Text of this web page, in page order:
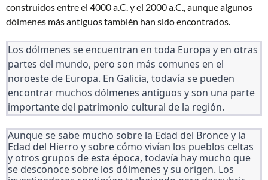
construidos entre el 4000 a.C. y el 2000 a.C., aunque algunos
dólmenes más antiguos también han sido encontrados.
Los dólmenes se encuentran en toda Europa y en otras
partes del mundo, pero son más comunes en el
noroeste de Europa. En Galicia, todavía se pueden
encontrar muchos dólmenes antiguos y son una parte
importante del patrimonio cultural de la región.
Aunque se sabe mucho sobre la Edad del Bronce y la
Edad del Hierro y sobre cómo vivían los pueblos celtas
y otros grupos de esta época, todavía hay mucho que
se desconoce sobre los dólmenes y su origen. Los